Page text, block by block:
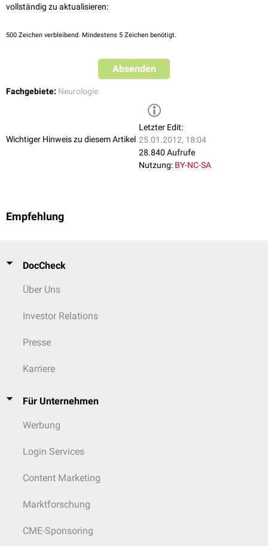
vollständig zu aktualisieren:
500 Zeichen verbleibend. Mindestens 5 Zeichen benötigt.
Absenden
Fachgebiete: Neurologie
Wichtiger Hinweis zu diesem Artikel
Letzter Edit:
25.01.2012, 18:04
28.840 Aufrufe
Nutzung: BY-NC-SA
Empfehlung
DocCheck
Über Uns
Investor Relations
Presse
Karriere
Für Unternehmen
Werbung
Login Services
Content Marketing
Marktforschung
CME-Sponsoring